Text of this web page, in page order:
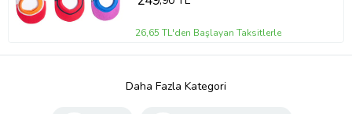
26,65 TL'den Başlayan Taksitlerle
Daha Fazla Kategori